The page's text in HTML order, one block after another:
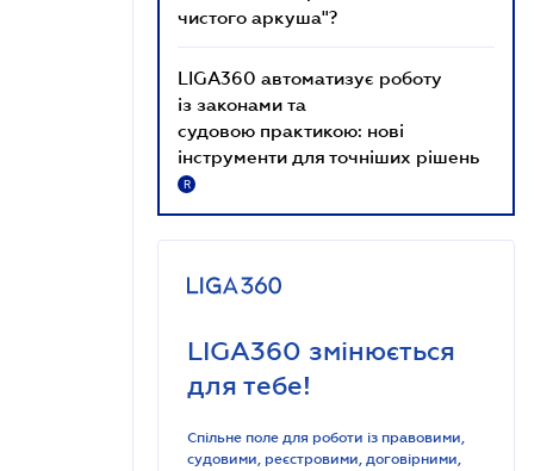
чистого аркуша"?
LIGA360 автоматизує роботу
із законами та
судовою практикою: нові
інструменти для точніших рішень
R
LIGA360 змінюється
для тебе!
Спільне поле для роботи із правовими,
судовими, реєстровими, договірними,